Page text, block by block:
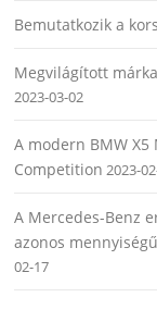
Bemutatkozik a
Megvilágított
2023-03-02
A modern BMW
Competition 2023-
A Mercedes-Benz
azonos
02-17